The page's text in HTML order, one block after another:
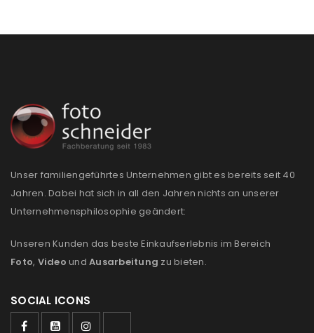
Ja, ich möchte ein Kundenkonto eröffnen und
akzeptiere dieDatenschutzerklärung
REGISTRIEREN
Unser familiengeführtes Unternehmen gibt es bereits seit 40
Jahren. Dabei hat sich in all den Jahren nichts an unserer
Unternehmensphilosophie geändert:
Unseren Kunden das beste Einkaufserlebnis im Bereich
Foto, Video und Ausarbeitung zu bieten.
SOCIAL ICONS